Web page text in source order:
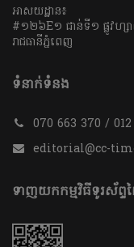
អាសយដ្ឋាន៖
#១២៦E១ ជាន់ទី១ ផ្លូវហ្
រាជធានីភ្នំពេញ
ទំនាក់ទំនង
070 663 370 /
editorial@cc-
ទាញយកកម្មវិធីទូរស័ព្ទ